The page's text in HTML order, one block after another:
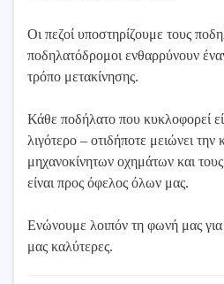
Οι πεζοί υποστηρίζουμε τους
ποδηλατόδρομοι ενθαρρύνουν
τρόπο μετακίνησης.
Κάθε ποδήλατο που κυκλοφορεί
λιγότερο – οτιδήποτε μειώνει την
μηχανοκίνητων οχημάτων και
είναι προς όφελος όλων μας.
Ενώνουμε λοιπόν τη φωνή μας για
μας καλύτερες.